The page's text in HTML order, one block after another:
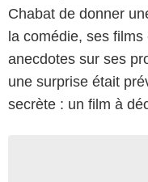
Chabat de donner
la comédie, ses
anecdotes sur ses
une surprise était
secrète : un film à